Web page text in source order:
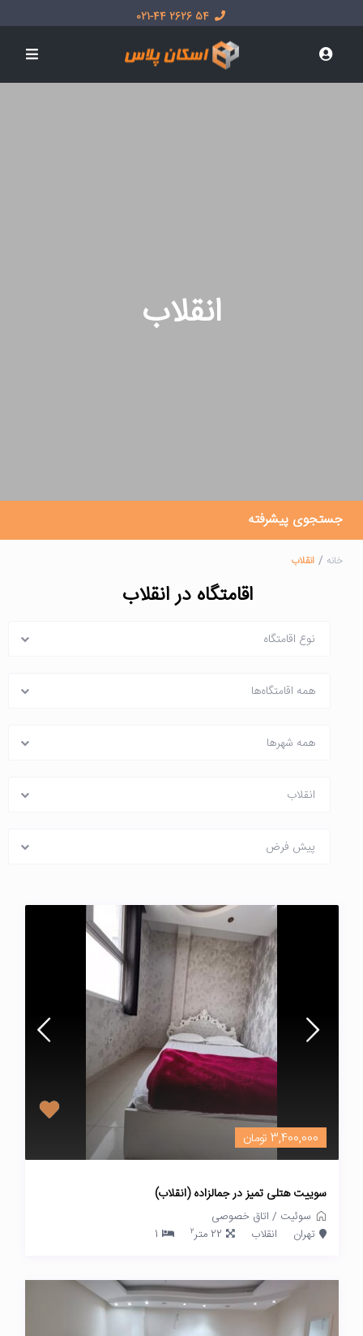
54 2626 021-44
انقلاب
جستجوی پیشرفته
خانه انقلاب
اقامتگاه در انقلاب
نوع اقامتگاه
همه اقامتگاه‌ها
همه شهرها
انقلاب
پیش فرض
3,400,000 تومان
سوییت هتلی تمیز در جمالزاده (انقلاب)
سوئیت / اتاق خصوصی
تهران
انقلاب 22 متر 2
1